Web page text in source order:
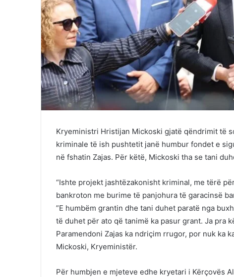
Kryeministri Hristijan Mickoski gjatë qëndrimit të
kriminale të ish pushtetit janë humbur fondet e
në fshatin Zajas. Për këtë, Mickoski tha se tani
“Ishte projekt jashtëzakonisht kriminal, me tërë
bankroton me burime të panjohura të garacinsë
”E humbëm grantin dhe tani duhet paratë nga
të duhet për ato që tanimë ka pasur grant. Ja pra
Paramendoni Zajas ka ndriçim rrugor, por nuk ka
Mickoski, Kryeministër.
Për humbjen e mjeteve edhe kryetari i Kërçovës